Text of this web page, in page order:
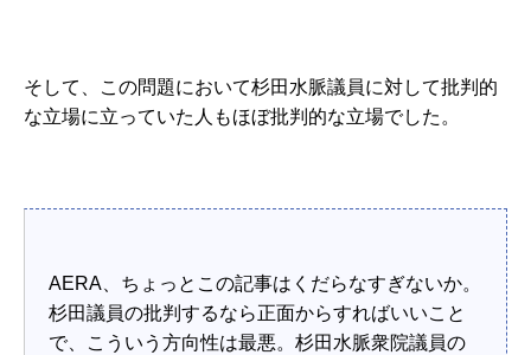
そして、この問題において杉田水脈議員に対して批判的
な立場に立っていた人もほぼ批判的な立場でした。
AERA、ちょっとこの記事はくだらなすぎないか。
杉田議員の批判するなら正面からすればいいこと
で、こういう方向性は最悪。杉田水脈衆院議員の